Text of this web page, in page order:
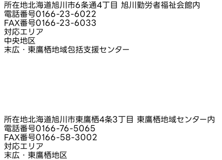
所在地北海道旭川市6条通4丁目 旭川勤労者福祉会館内
電話番号0166-23-6022
FAX番号0166-23-6033
対応エリア
中央地区
末広・東鷹栖地域包括支援センター
所在地北海道旭川市東鷹栖4条3丁目 東鷹栖地域センター内
電話番号0166-76-5065
FAX番号0166-58-3002
対応エリア
末広・東鷹栖地区